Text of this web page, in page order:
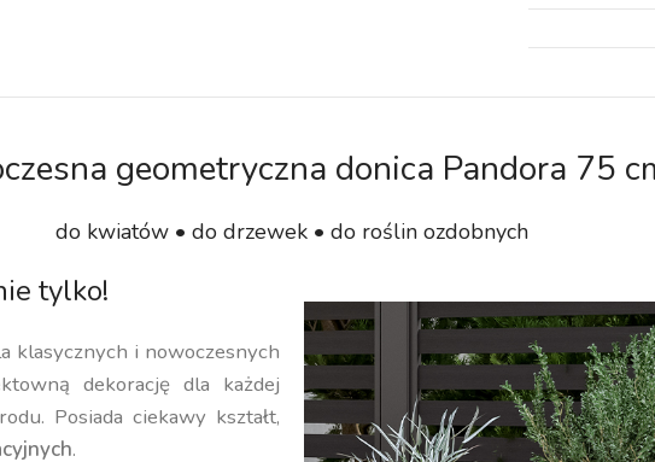
geometryczna donica Pandora 75
do kwiatów • do drzewek • do roślin ozdobnych
tylko!
klasycznych i nowoczesnych
dekorację dla każdej
Posiada ciekawy kształt,
.